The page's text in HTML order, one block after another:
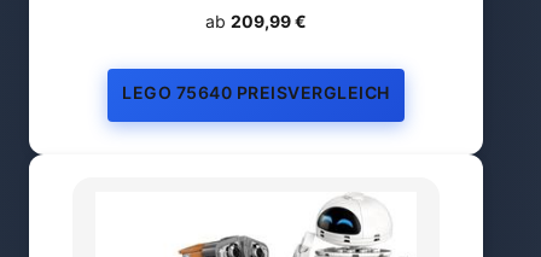
ab 209,99 €
LEGO 75640 PREISVERGLEICH